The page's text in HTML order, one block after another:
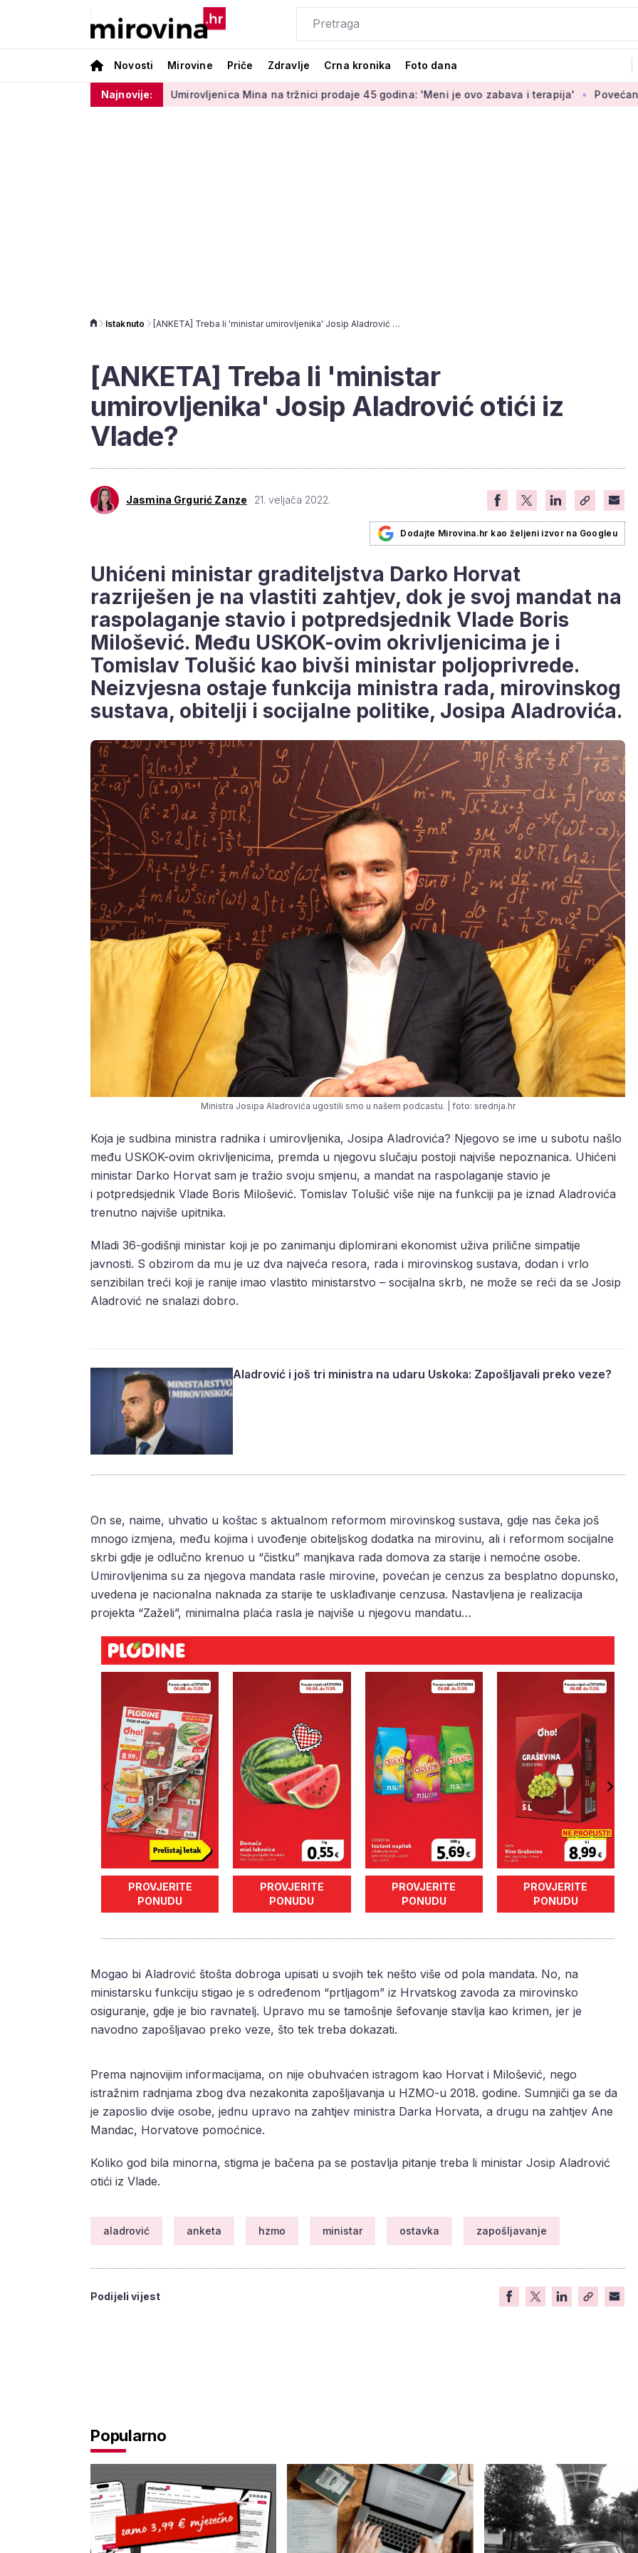
Novosti Mirovine Priče Zdravlje Crna kronika Foto dana
Najnovije:
Umirovljenica Mina na tržnici prodaje 45 godina: 'Meni je ovo zabava i terapija' Povećanje
Istaknuto [ANKETA] Treba li 'ministar umirovljenika' Josip Aladrović otići iz Vlade?
[ANKETA] Treba li 'ministar
umirovljenika' Josip Aladrović otići iz
Vlade?
Jasmina Grgurić Zanze 21. veljača 2022.
Dodajte Mirovina.hr kao željeni izvor na Googleu
Uhićeni ministar graditeljstva Darko Horvat
razriješen je na vlastiti zahtjev, dok je svoj mandat na
raspolaganje stavio i potpredsjednik Vlade Boris
Milošević. Među USKOK-ovim okrivljenicima je i
Tomislav Tolušić kao bivši ministar poljoprivrede.
Neizvjesna ostaje funkcija ministra rada, mirovinskog
sustava, obitelji i socijalne politike, Josipa Aladrovića.
Ministra Josipa Aladrovića ugostili smo u našem podcastu. | foto: srednja.hr
Koja je sudbina ministra radnika i umirovljenika, Josipa Aladrovića? Njegovo se ime u subotu našlo
među USKOK-ovim okrivljenicima, premda u njegovu slučaju postoji najviše nepoznanica. Uhićeni
ministar Darko Horvat sam je tražio svoju smjenu, a mandat na raspolaganje stavio je
i potpredsjednik Vlade Boris Milošević. Tomislav Tolušić više nije na funkciji pa je iznad Aladrovića
trenutno najviše upitnika.
Mladi 36-godišnji ministar koji je po zanimanju diplomirani ekonomist uživa prilične simpatije
javnosti. S obzirom da mu je uz dva najveća resora, rada i mirovinskog sustava, dodan i vrlo
senzibilan treći koji je ranije imao vlastito ministarstvo – socijalna skrb, ne može se reći da se Josip
Aladrović ne snalazi dobro.
Aladrović i još tri ministra na udaru Uskoka: Zapošljavali preko veze?
On se, naime, uhvatio u koštac s aktualnom reformom mirovinskog sustava, gdje nas čeka još
mnogo izmjena, među kojima i uvođenje obiteljskog dodatka na mirovinu, ali i reformom socijalne
skrbi gdje je odlučno krenuo u “čistku” manjkava rada domova za starije i nemoćne osobe.
Umirovljenima su za njegova mandata rasle mirovine, povećan je cenzus za besplatno dopunsko,
uvedena je nacionalna naknada za starije te usklađivanje cenzusa. Nastavljena je realizacija
projekta “Zaželi”, minimalna plaća rasla je najviše u njegovu mandatu…
PROVJERITE
PONUDU
PROVJERITE
PONUDU
PROVJERITE
PONUDU
PROVJERITE
PONUDU
Mogao bi Aladrović štošta dobroga upisati u svojih tek nešto više od pola mandata. No, na
ministarsku funkciju stigao je s određenom “prtljagom” iz Hrvatskog zavoda za mirovinsko
osiguranje, gdje je bio ravnatelj. Upravo mu se tamošnje šefovanje stavlja kao krimen, jer je
navodno zapošljavao preko veze, što tek treba dokazati.
Prema najnovijim informacijama, on nije obuhvaćen istragom kao Horvat i Milošević, nego
istražnim radnjama zbog dva nezakonita zapošljavanja u HZMO-u 2018. godine. Sumnjiči ga se da
je zaposlio dvije osobe, jednu upravo na zahtjev ministra Darka Horvata, a drugu na zahtjev Ane
Mandac, Horvatove pomoćnice.
Koliko god bila minorna, stigma je bačena pa se postavlja pitanje treba li ministar Josip Aladrović
otići iz Vlade.
aladrović anketa hzmo ministar ostavka zapošljavanje
Podijeli vijest
Popularno